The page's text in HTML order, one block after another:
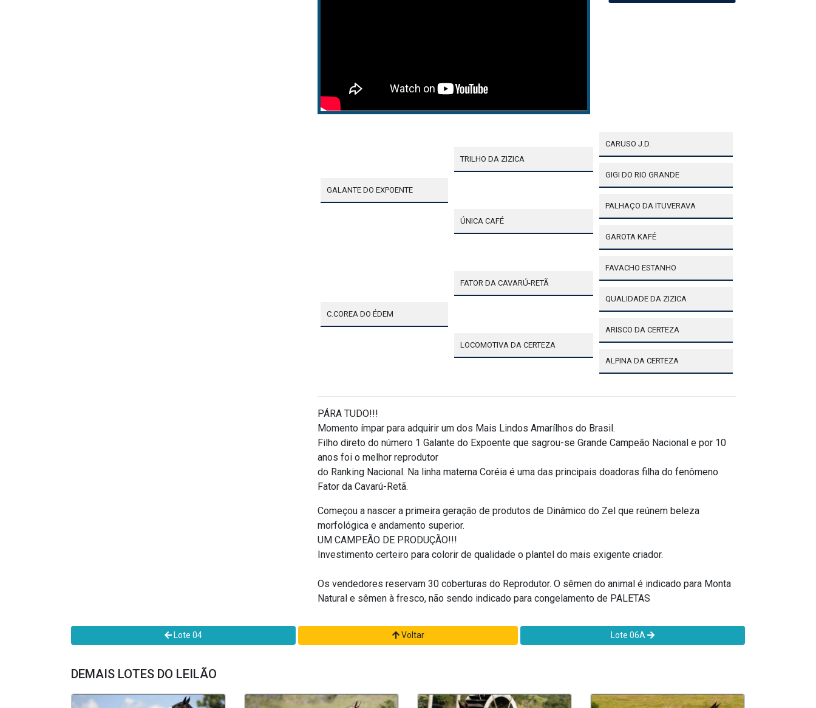
GALANTE DO EXPOENTE
TRILHO DA ZIZICA
CARUSO J.D.
GIGI DO RIO GRANDE
ÚNICA CAFÉ
PALHAÇO DA ITUVERAVA
GAROTA KAFÉ
C.COREA DO ÉDEM
FATOR DA CAVARÚ-RETÃ
FAVACHO ESTANHO
QUALIDADE DA ZIZICA
LOCOMOTIVA DA CERTEZA
ARISCO DA CERTEZA
ALPINA DA CERTEZA
PÁRA TUDO!!!
Momento ímpar para adquirir um dos Mais Lindos Amarílhos do Brasil.
Filho direto do número 1 Galante do Expoente que sagrou-se Grande Campeão Nacional e por 10
anos foi o melhor reprodutor
do Ranking Nacional. Na linha materna Coréia é uma das principais doadoras filha do fenômeno
Fator da Cavarú-Retã.
Começou a nascer a primeira geração de produtos de Dinâmico do Zel que reúnem beleza
morfológica e andamento superior.
UM CAMPEÃO DE PRODUÇÃO!!!
Investimento certeiro para colorir de qualidade o plantel do mais exigente criador.
Os vendedores reservam 30 coberturas do Reprodutor. O sêmen do animal é indicado para Monta
Natural e sêmen à fresco, não sendo indicado para congelamento de PALETAS
Lote 04 Voltar Lote 06A
DEMAIS LOTES DO LEILÃO